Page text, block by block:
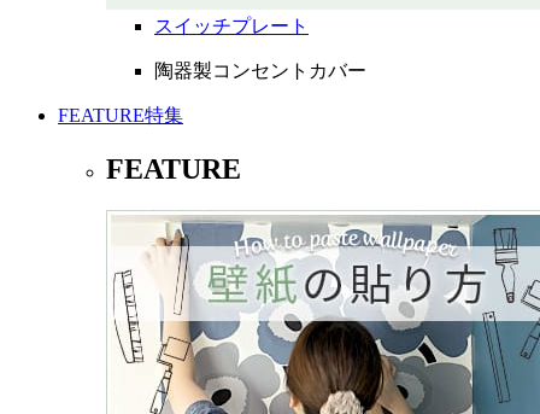
スイッチプレート
陶器製コンセントカバー
FEATURE特集
FEATURE